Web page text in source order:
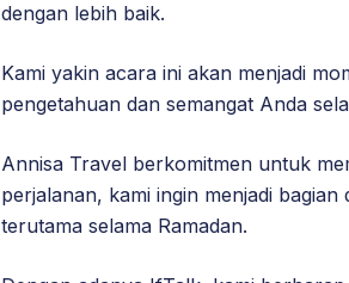
dengan lebih baik.
Kami yakin acara ini akan menjadi
pengetahuan dan semangat Anda
Annisa Travel berkomitmen untuk
perjalanan, kami ingin menjadi
terutama selama Ramadan.